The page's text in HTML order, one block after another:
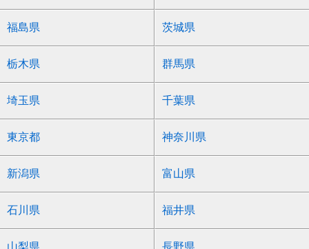
福島県 茨城県
栃木県 群馬県
埼玉県 千葉県
東京都 神奈川県
新潟県 富山県
石川県 福井県
山梨県 長野県